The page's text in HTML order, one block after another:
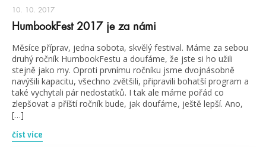
10. 10. 2017
HumbookFest 2017 je za námi
Měsíce příprav, jedna sobota, skvělý festival. Máme za sebou
druhý ročník HumbookFestu a doufáme, že jste si ho užili
stejně jako my. Oproti prvnímu ročníku jsme dvojnásobně
navýšili kapacitu, všechno zvětšili, připravili bohatší program a
také vychytali pár nedostatků. I tak ale máme pořád co
zlepšovat a příští ročník bude, jak doufáme, ještě lepší. Ano,
[…]
číst více